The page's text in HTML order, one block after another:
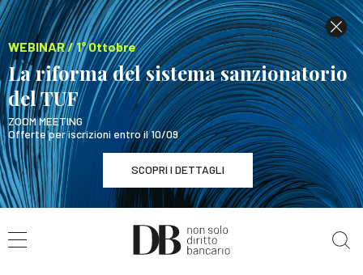
WEBINAR / 1° Ottobre
La riforma del sistema sanzionatorio
del TUF
ZOOM MEETING
Offerte per iscrizioni entro il 10/09
SCOPRI I DETTAGLI
WEBINAR / 1° Ottobre
La riforma del sistema sanzionatorio del TUF